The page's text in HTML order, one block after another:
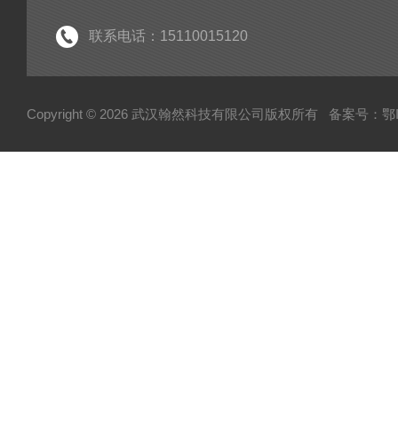
联系电话：15110015120
Copyright © 2026 武汉翰然科技有限公司版权所有 备案号：